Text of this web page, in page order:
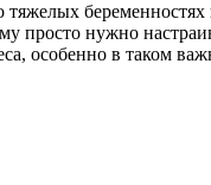
тяжелых
просто нужно
особенно в таком